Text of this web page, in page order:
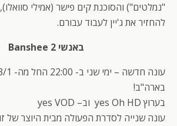
"נמלטים") והסוכנת קים פישר (אמילי
להחזיר את ג'יין לעבוד עבורם.
באנשי 2 Banshee
בארה"ב!
בערוץ yes Oh HD וב– yes VOD
עונה שנייה לסדרת הפעולה מבית היוצר של